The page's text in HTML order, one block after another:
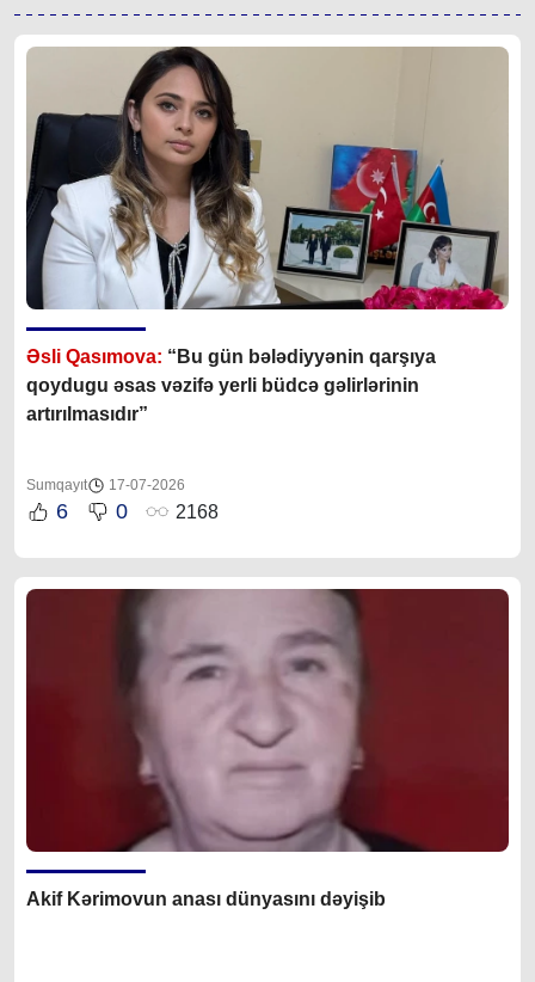
Əsli Qasımova: “Bu gün bələdiyyənin qarşıya
qoydugu əsas vəzifə yerli büdcə gəlirlərinin
artırılmasıdır”
Sumqayıt 17-07-2026
6 0 2168
Akif Kərimovun anası dünyasını dəyişib